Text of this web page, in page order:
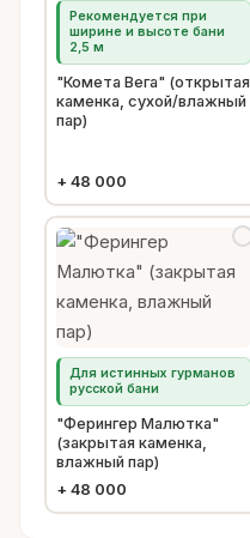
Рекомендуется при
ширине и высоте бани
2,5 м
"Комета Вега" (открытая
каменка, сухой/влажный
пар)
+ 48 000
Для истинных гурманов
русской бани
"Ферингер Малютка"
(закрытая каменка,
влажный пар)
+ 48 000